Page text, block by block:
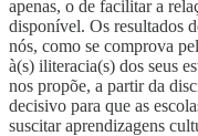
apenas, o de facilitar a
disponível. Os resultados
nós, como se comprova
à(s) iliteracia(s) dos seus
nos propõe, a partir da
decisivo para que as
suscitar aprendizagens